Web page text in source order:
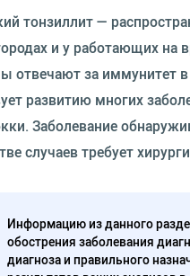
тонзиллит —
и у работающих на
отвечают за иммунитет в
развитию многих
Заболевание
случаев требует
Информацию из данного
обострения заболевания
диагноза и правильного